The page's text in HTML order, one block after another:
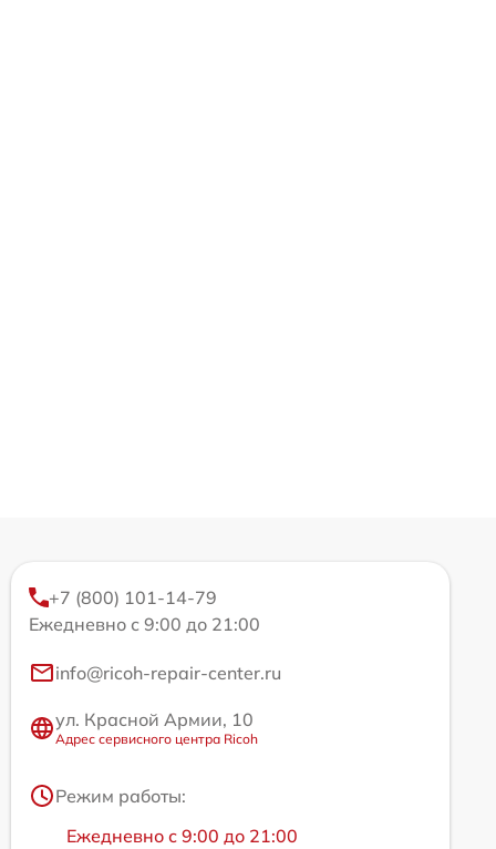
+7 (800) 101-14-79
Ежедневно с 9:00 до 21:00
info@ricoh-repair-center.ru
ул. Красной Армии, 10
Адрес сервисного центра Ricoh
Режим работы:
Ежедневно с 9:00 до 21:00